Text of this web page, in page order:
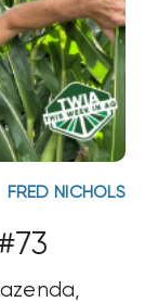
FRED NICHOLS